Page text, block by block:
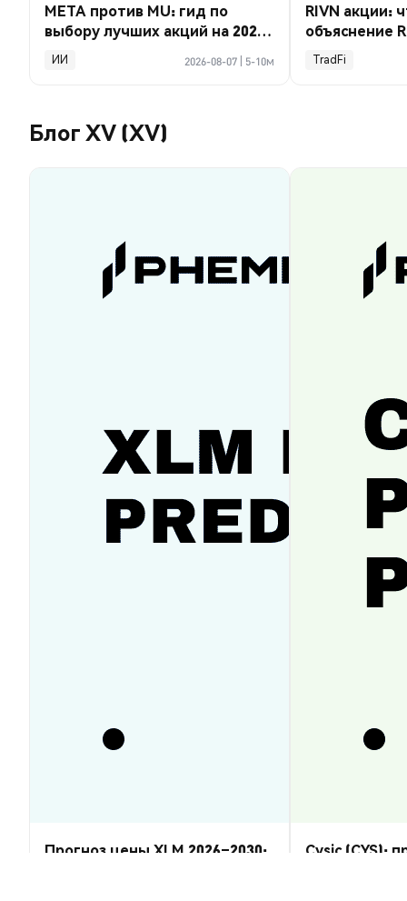
META против MU: гид по
выбору лучших акций на 2026
год
ИИ 2026-08-07 5-10м
RIVN акции:
объяснение
TradFi
Блог XV (XV)
Прогноз цены XLM 2026–2030:
Cysic (CYS):